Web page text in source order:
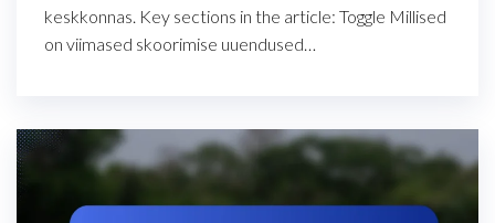
keskkonnas. Key sections in the article: Toggle Millised
on viimased skoorimise uuendused…